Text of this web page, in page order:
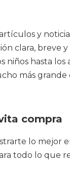
y
clara, breve
niños hasta
más
compra
lo mejor
todo lo que